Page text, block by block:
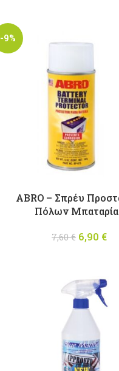
-9%
ABRO – Σπρέυ
Πόλων
7,60€ 6,90 €